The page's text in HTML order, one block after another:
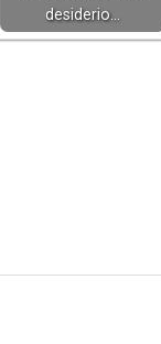
desiderio…